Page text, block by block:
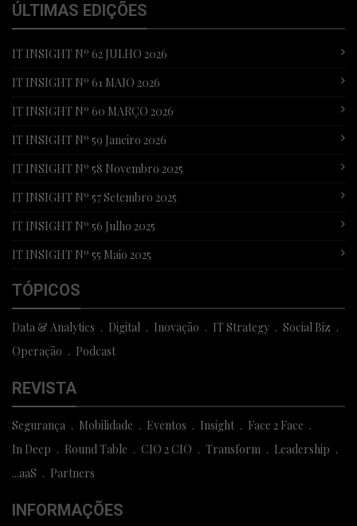
ÚLTIMAS EDIÇÕES
IT INSIGHT Nº 62 JULHO 2026
IT INSIGHT Nº 61 MAIO 2026
IT INSIGHT Nº 60 MARÇO 2026
IT INSIGHT Nº 59 Janeiro 2026
IT INSIGHT Nº 58 Novembro 2025
IT INSIGHT Nº 57 Setembro 2025
IT INSIGHT Nº 56 Julho 2025
IT INSIGHT Nº 55 Maio 2025
TÓPICOS
Data & Analytics Digital Inovação IT Strategy
Social Biz
Operação
Podcast
REVISTA
Segurança Mobilidade Eventos Insight
Face 2 Face
In Deep
Round Table CIO 2 CIO Transform
Leadership
...aaS
Partners
INFORMAÇÕES